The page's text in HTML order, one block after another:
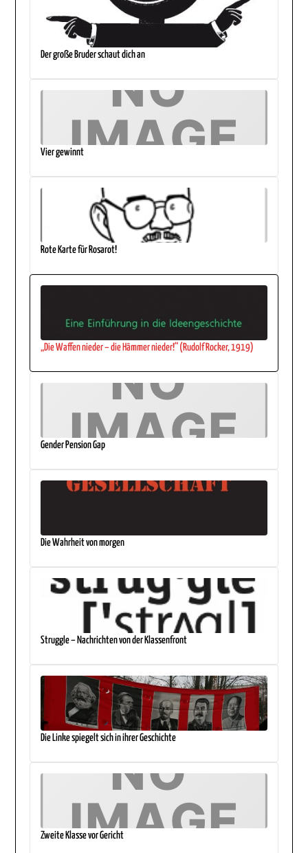
Der große Bruder schaut dich an
Vier gewinnt
Rote Karte für Rosarot!
„Die Waffen nieder – die Hämmer nieder!“ (Rudolf Rocker, 1919)
Gender Pension Gap
Die Wahrheit von morgen
Struggle – Nachrichten von der Klassenfront
Die Linke spiegelt sich in ihrer Geschichte
Zweite Klasse vor Gericht